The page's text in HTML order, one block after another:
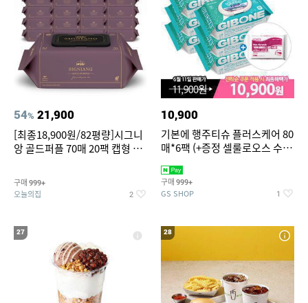
54% 21,900
[최종18,900원/82평량]시그니
앙 골드퍼플 70매 20팩 캡형 아
구매 999+
오늘의집 2
10,900
기본에 행주티슈 플러스케어 80
매*6팩 (+증정 셀룰로오스 수세
구매 999+
GS SHOP 1
27 28